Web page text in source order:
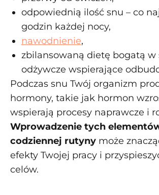
odpowiednią ilość snu – co
godzin każdej nocy,
nawodnienie,
zbilansowaną dietę bogatą w
odżywcze wspierające
Podczas snu Twój organizm
hormony, takie jak hormon
wspierają procesy naprawcze i
Wprowadzenie tych
codziennej rutyny może
efekty Twojej pracy i
celów.